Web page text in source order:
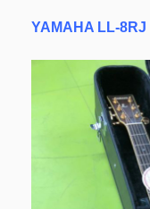
YAMAHA LL‐8RJ